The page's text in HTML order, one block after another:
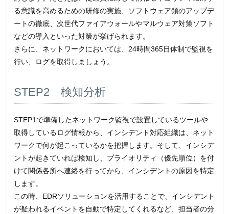
る意識を高めるための研修の実施、ソフトウェア類のアップデ
ートの徹底、次世代ファイアウォールやマルウェア対策ソフト
などの導入といった対策が挙げられます。
さらに、ネットワークにおいては、24時間365日体制で監視を
行い、ログを取得しましょう。
STEP2 検知分析
STEP1で準備したネットワーク監視で設置しているツールや
取得しているログ情報から、インシデント対応組織は、ネット
ワークで何が起こっているかを把握します。そして、インシデ
ントが起きていれば検知し、プライオリティ（優先順位）を付
けて関係各所へ連絡を行ってから、インシデントの原因を特定
します。
この時、EDRソリューションを活用することで、インシデント
が疑われるイベントを自動で特定してくれるなど、担当者の分